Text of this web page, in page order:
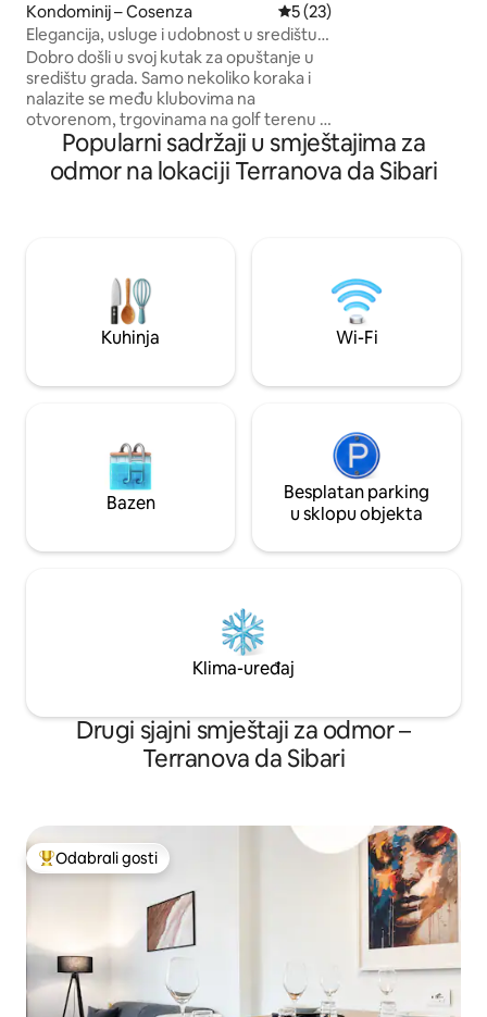
Kondominij – Cosenza Prosječna ocjena: 5/5,
5 (23)
Elegancija, usluge i udobnost u središtu
Cosenze
Dobro došli u svoj kutak za opuštanje u
središtu grada. Samo nekoliko koraka i
nalazite se među klubovima na
otvorenom, trgovinama na golf terenu i
pogledima na povijesnu jezgru grada.
Smještaj nudi dvije odvojene
dvokrevetne spavaće sobe, od kojih
na daljinu. Napomena: cijena je samo za
jednu sobu. Pošaljite poruku kako biste
dobili cijenu za dvije spavaće sobe i dvije
kupaonice.
funkcijom bidea.
Popularni sadržaji u smještajima za
odmor na lokaciji Terranova da Sibari
Kuhinja Wi-Fi
Bazen
Besplatan parking
u sklopu objekta
Klima-uređaj
Drugi sjajni smještaji za odmor –
Terranova da Sibari
Među najviše rangiranima s oznakom „Odabrali gosti”
Odabrali gosti